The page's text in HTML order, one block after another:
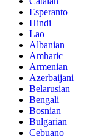
Esperanto
Hindi
Lao
Albanian
Amharic
Armenian
Azerbaijani
Belarusian
Bengali
Bosnian
Bulgarian
Cebuano